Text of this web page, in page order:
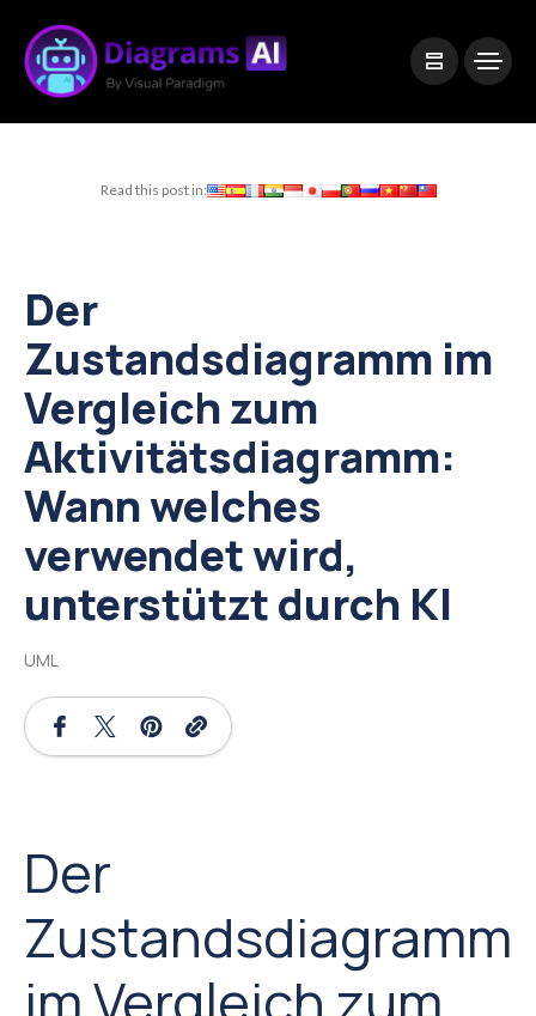
Read this post in:
Der
Zustandsdiagramm im
Vergleich zum
Aktivitätsdiagramm:
Wann welches
verwendet wird,
unterstützt durch KI
UML
Der
Zustandsdiagramm